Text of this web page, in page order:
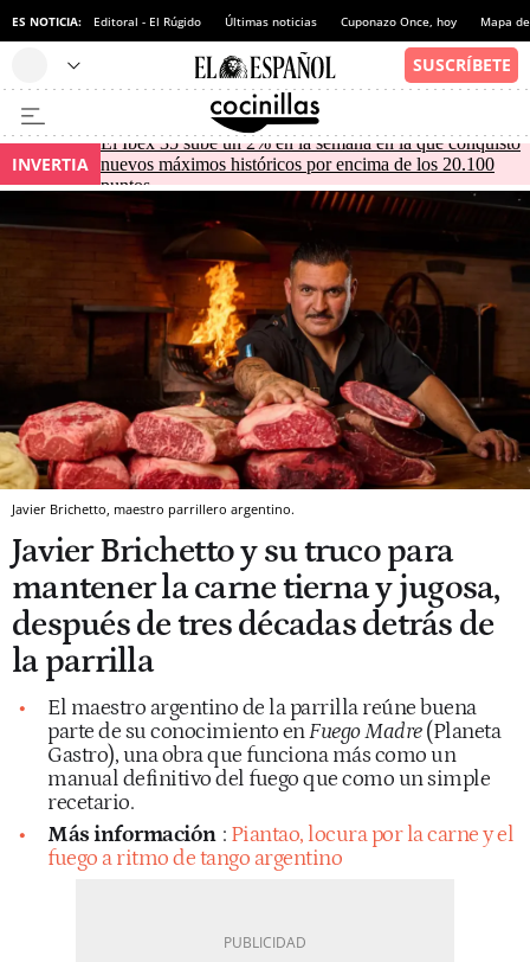
ES NOTICIA: Editoral - El Rúgido Últimas noticias Cuponazo Once, hoy Mapa
INVERTIA
El Ibex 35 sube un 2% en la semana en la que conquistó
nuevos máximos históricos por encima de los 20.100
puntos
Javier Brichetto, maestro parrillero argentino.
Javier Brichetto y su truco para
mantener la carne tierna y jugosa,
después de tres décadas detrás de
la parrilla
El maestro argentino de la parrilla reúne buena
parte de su conocimiento enFuego Madre(Planeta
Gastro), una obra que funciona más como un
manual definitivo del fuego que como un simple
recetario.
Más información : Piantao, locura por la carne y el
fuego a ritmo de tango argentino